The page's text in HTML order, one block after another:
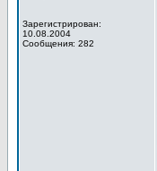
Зарегистрирован:
10.08.2004
Сообщения: 282